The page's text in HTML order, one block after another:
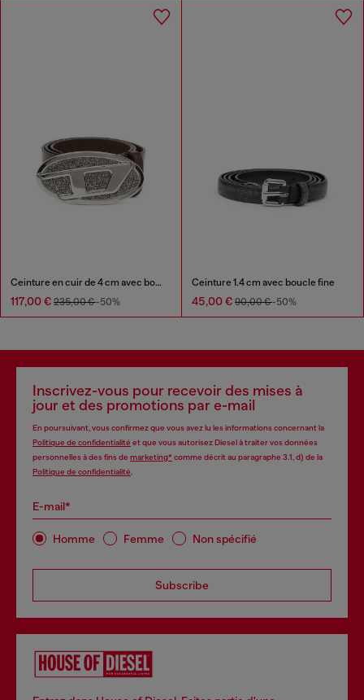
Ceinture en cuir de 4 cm avec boucle Oval D ornée de strass
117,00 € 235,00 €-50%
Ceinture 1.4 cm avec boucle fine
45,00 € 90,00 €-50%
Inscrivez-vous pour recevoir des mises à
jour et des promotions par e-mail
En poursuivant, vous confirmez que vous avez lu les informations concernant la
Politique de confidentialité et que vous autorisez Diesel à traiter vos données
personnelles à des fins de marketing*comme décrit au paragraphe 3.1, d) de la
Politique de confidentialité
E-mail*
Homme Femme Non spécifié
Subscribe